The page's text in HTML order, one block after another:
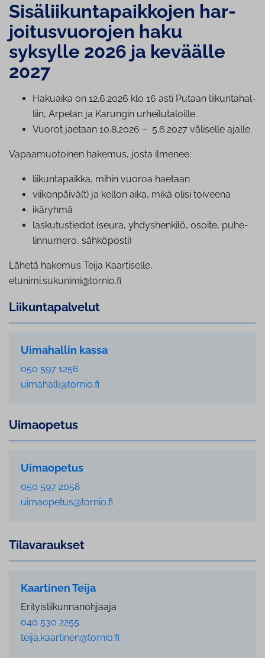
Si­sä­lii­kun­ta­paik­ko­jen har­
joi­tus­vuo­ro­jen haku
syksylle 2026 ja keväälle
2027
Hakuaika on 12.6.2026 klo 16 asti Putaan lii­kun­ta­hal­
liin, Arpelan ja Karungin ur­hei­lu­ta­loil­le.
Vuorot jaetaan 10.8.2026 – 5.6.2027 väliselle ajalle.
Vapaamuotoinen hakemus, josta ilmenee:
lii­kun­ta­paik­ka, mihin vuoroa haetaan
viikonpäivä(t) ja kellon aika, mikä olisi toiveena
ikäryhmä
las­ku­tus­tie­dot (seura, yh­dys­hen­ki­lö, osoite, pu­he­
lin­nu­me­ro, sähköposti)
Lähetä hakemus Teija Kaartiselle,
etunimi.sukunimi@tornio.fi
Lii­kun­ta­pal­ve­lut
Uimahallin kassa
050 597 1256
uimahalli@tornio.fi
Uimaopetus
Uimaopetus
050 597 2058
uimaopetus@tornio.fi
Ti­la­va­rauk­set
Kaartinen Teija
Erityisliikunnanohjaaja
040 530 2255
teija.kaartinen@tornio.fi